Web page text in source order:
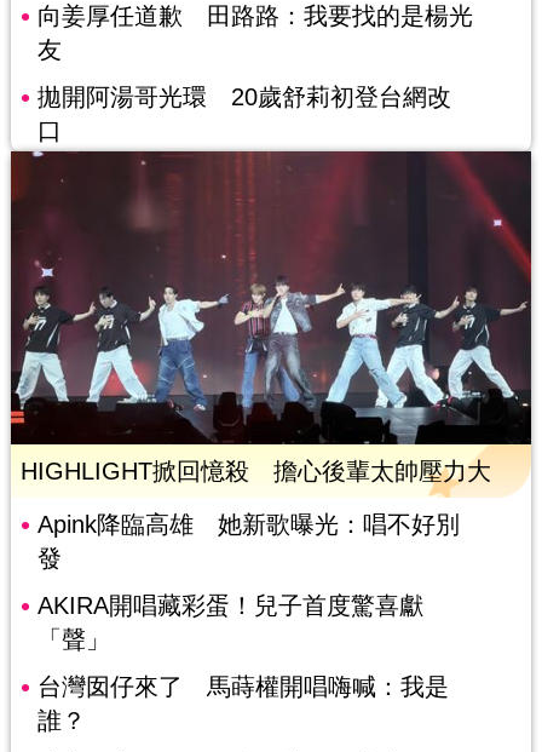
向姜厚任道歉 田路路：我要找的是楊光
友
拋開阿湯哥光環 20歲舒莉初登台網改
口
HIGHLIGHT掀回憶殺 擔心後輩太帥壓力大
Apink降臨高雄 她新歌曝光：唱不好別
發
AKIRA開唱藏彩蛋！兒子首度驚喜獻
「聲」
台灣囡仔來了 馬蒔權開唱嗨喊：我是
誰？